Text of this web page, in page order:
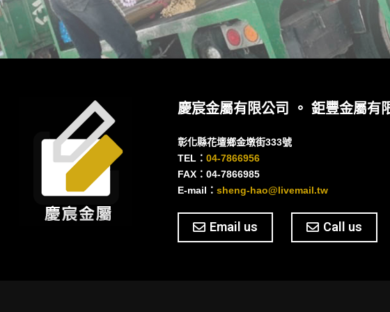
慶宸金屬有限公司 。 鉅豐金屬有
彰化縣花壇鄉金墩街333號
TEL：04-7866956
FAX：04-7866985
E-mail：sheng-hao@livemail.tw
Email us Call us